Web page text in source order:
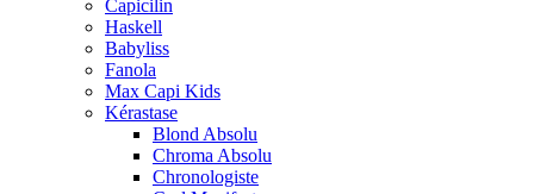
Capicilin
Haskell
Babyliss
Fanola
Max Capi Kids
Kérastase
Blond Absolu
Chroma Absolu
Chronologiste